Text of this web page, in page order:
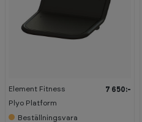
Element Fitness
Plyo Platform
7 650:-
Beställningsvara